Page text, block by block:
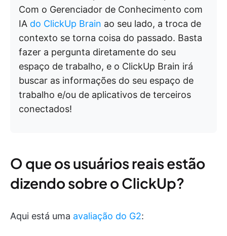
Com o Gerenciador de Conhecimento com
IA do ClickUp Brain ao seu lado, a troca de
contexto se torna coisa do passado. Basta
fazer a pergunta diretamente do seu
espaço de trabalho, e o ClickUp Brain irá
buscar as informações do seu espaço de
trabalho e/ou de aplicativos de terceiros
conectados!
O que os usuários reais estão
dizendo sobre o ClickUp?
Aqui está uma avaliação do G2: